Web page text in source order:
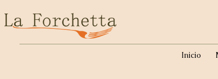
Inicio